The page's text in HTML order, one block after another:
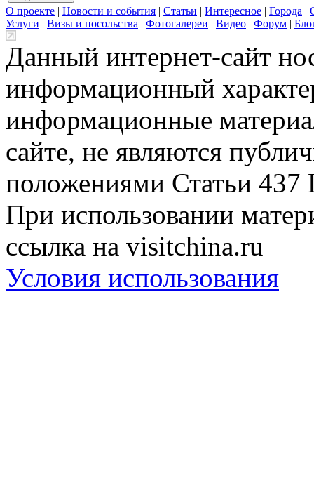
О проекте | Новости и события | Статьи | Интересное | Города |
Услуги | Визы и посольства | Фотогалереи | Видео | Форум |
Данный интернет-сайт
информационный
информационные
сайте, не являются
положениями Статьи 437
При использовании
ссылка на visitchina.ru
Условия использования